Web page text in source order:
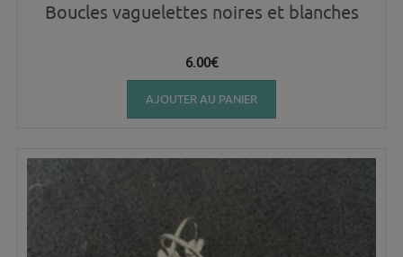
Boucles vaguelettes noires et blanches
6.00€
AJOUTER AU PANIER